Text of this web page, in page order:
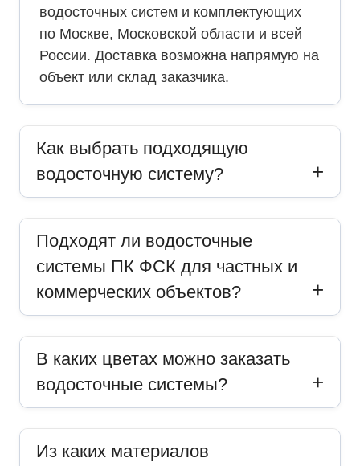
водосточных систем и комплектующих
по Москве, Московской области и всей
России. Доставка возможна напрямую на
объект или склад заказчика.
Как выбрать подходящую
водосточную систему?
Подходят ли водосточные
системы ПК ФСК для частных и
коммерческих объектов?
В каких цветах можно заказать
водосточные системы?
Из каких материалов